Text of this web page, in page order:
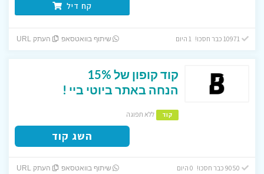
קח דיל
10971 כבר חסכו! 1 היום שיתוף בוואטסאפ העתק URL
קוד קופון של 15%
הנחה באתר ביוטי ביי !
קוד ללא תפוגה
השג קוד
שיתוף בוואטסאפ העתק URL